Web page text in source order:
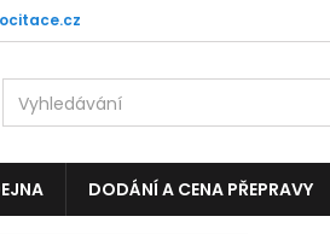
DODÁNÍ A CENA PŘEPRAVY